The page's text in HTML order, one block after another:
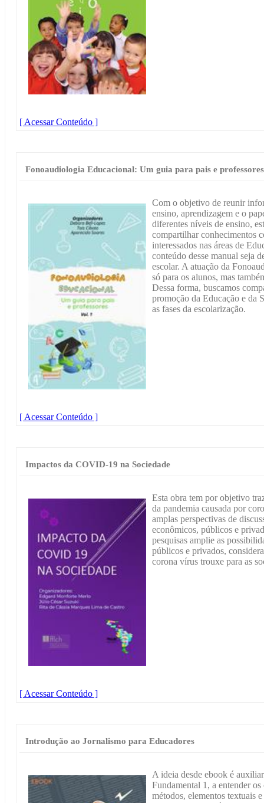
[ Acessar Conteúdo ]
Fonoaudiologia Educacional: Um guia para pais e professores
Com o objetivo de reunir
ensino, aprendizagem e o
diferentes níveis de ensino,
compartilhar conhecimentos
interessados nas áreas de
conteúdo desse manual seja
escolar. A atuação da
só para os alunos, mas
Dessa forma, buscamos
promoção da Educação e da
as fases da escolarização.
[ Acessar Conteúdo ]
Impactos da COVID-19 na Sociedade
Esta obra tem por objetivo
da pandemia causada por
amplas perspectivas de
econômicos, públicos e
pesquisas amplie as
públicos e privados,
corona vírus trouxe para as
[ Acessar Conteúdo ]
Introdução ao Jornalismo para Educadores
A ideia desde ebook é
Fundamental 1, a entender
métodos, elementos textuais